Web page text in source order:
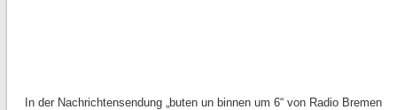
In der Nachrichtensendung „buten un binnen um 6“ von Radio Bremen